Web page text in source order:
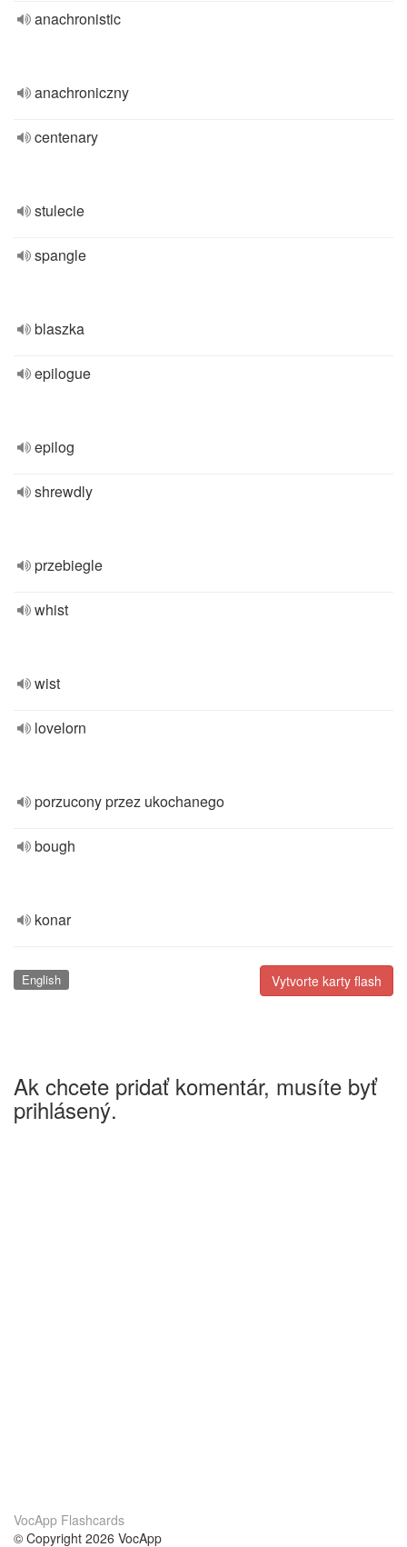
anachronistic
anachroniczny
centenary
stulecie
spangle
blaszka
epilogue
epilog
shrewdly
przebiegle
whist
wist
lovelorn
porzucony przez ukochanego
bough
konar
Vytvorte karty flash
English
Ak chcete pridať komentár, musíte byť
prihlásený.
VocApp Flashcards
© Copyright 2026 VocApp